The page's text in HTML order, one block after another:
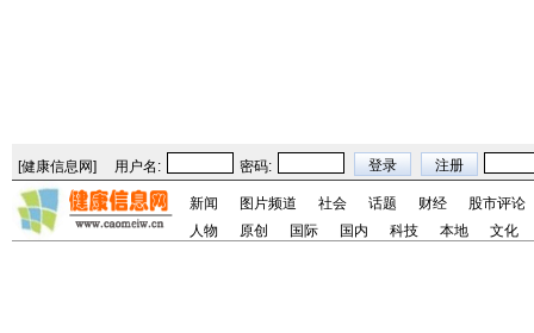
[健康信息网] 用户名: 密码:
新闻 图片频道 社会 话题 财经
股市评论
人物
原创 国际 国内 科技 本地 文化